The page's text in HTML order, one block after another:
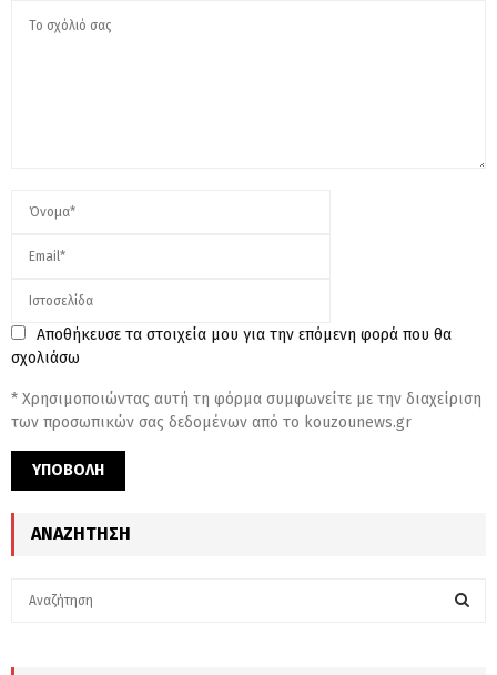
Αποθήκευσε τα στοιχεία μου για την επόμενη φορά που θα
σχολιάσω
* Χρησιμοποιώντας αυτή τη φόρμα συμφωνείτε με την διαχείριση
των προσωπικών σας δεδομένων από το kouzounews.gr
ΑΝΑΖΉΤΗΣΗ